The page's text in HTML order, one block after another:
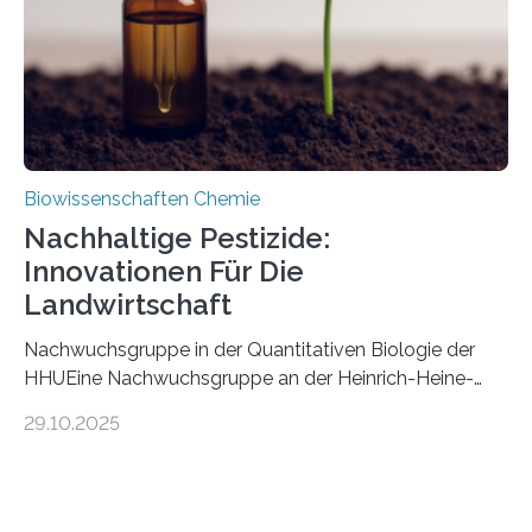
stellt gleichzeitig den ersten Fossilfund einer
Mückenlarve aus dem Mesozoikum dar, denn…
Biowissenschaften Chemie
Nachhaltige Pestizide:
Innovationen Für Die
Landwirtschaft
Nachwuchsgruppe in der Quantitativen Biologie der
HHUEine Nachwuchsgruppe an der Heinrich-Heine-
fünf Jahren erforschen, wie Bakterien auf
29.10.2025